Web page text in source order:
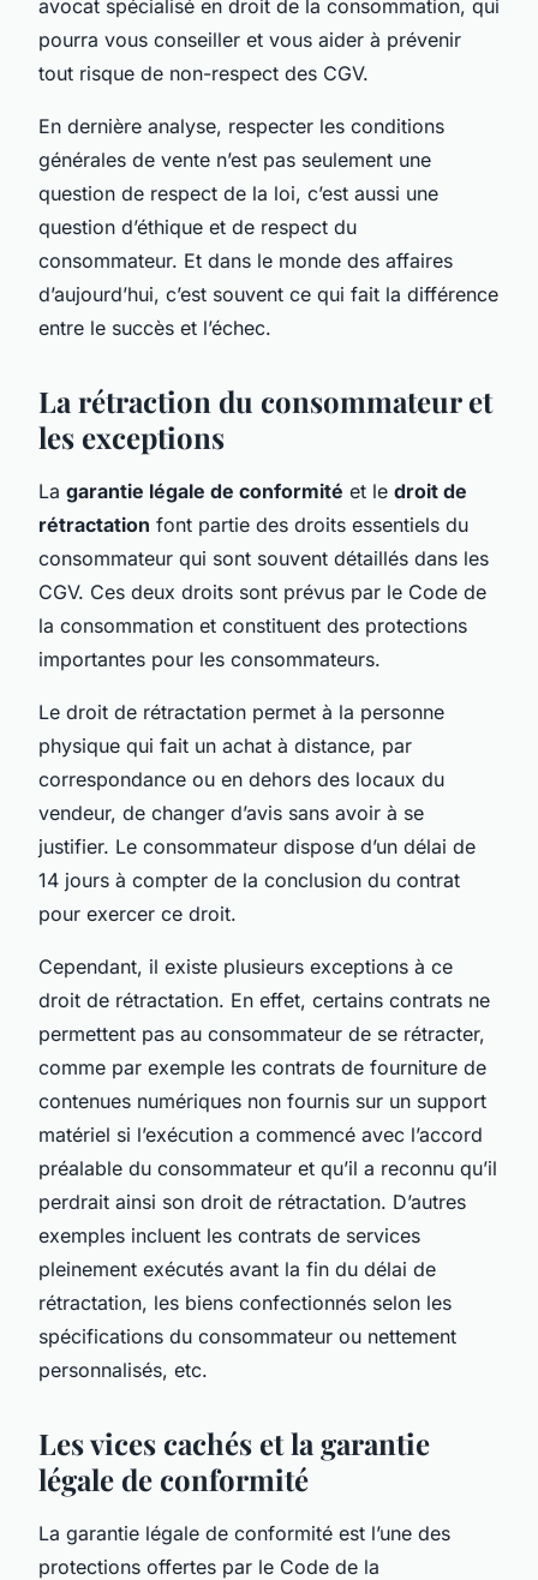
avocat spécialisé en droit de la consommation, qui
pourra vous conseiller et vous aider à prévenir
tout risque de non-respect des CGV.
En dernière analyse, respecter les conditions
générales de vente n’est pas seulement une
question de respect de la loi, c’est aussi une
question d’éthique et de respect du
consommateur. Et dans le monde des affaires
d’aujourd’hui, c’est souvent ce qui fait la différence
entre le succès et l’échec.
La rétraction du consommateur et
les exceptions
La garantie légale de conformité et le droit de
rétractation font partie des droits essentiels du
consommateur qui sont souvent détaillés dans les
CGV. Ces deux droits sont prévus par le Code de
la consommation et constituent des protections
importantes pour les consommateurs.
Le droit de rétractation permet à la personne
physique qui fait un achat à distance, par
correspondance ou en dehors des locaux du
vendeur, de changer d’avis sans avoir à se
justifier. Le consommateur dispose d’un délai de
14 jours à compter de la conclusion du contrat
pour exercer ce droit.
Cependant, il existe plusieurs exceptions à ce
droit de rétractation. En effet, certains contrats ne
permettent pas au consommateur de se rétracter,
comme par exemple les contrats de fourniture de
contenues numériques non fournis sur un support
matériel si l’exécution a commencé avec l’accord
préalable du consommateur et qu’il a reconnu qu’il
perdrait ainsi son droit de rétractation. D’autres
exemples incluent les contrats de services
pleinement exécutés avant la fin du délai de
rétractation, les biens confectionnés selon les
spécifications du consommateur ou nettement
personnalisés, etc.
Les vices cachés et la garantie
légale de conformité
La garantie légale de conformité est l’une des
protections offertes par le Code de la